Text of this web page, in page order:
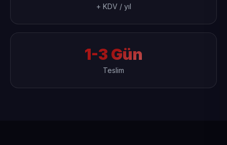
+ KDV / yıl
1-3 Gün
Teslim